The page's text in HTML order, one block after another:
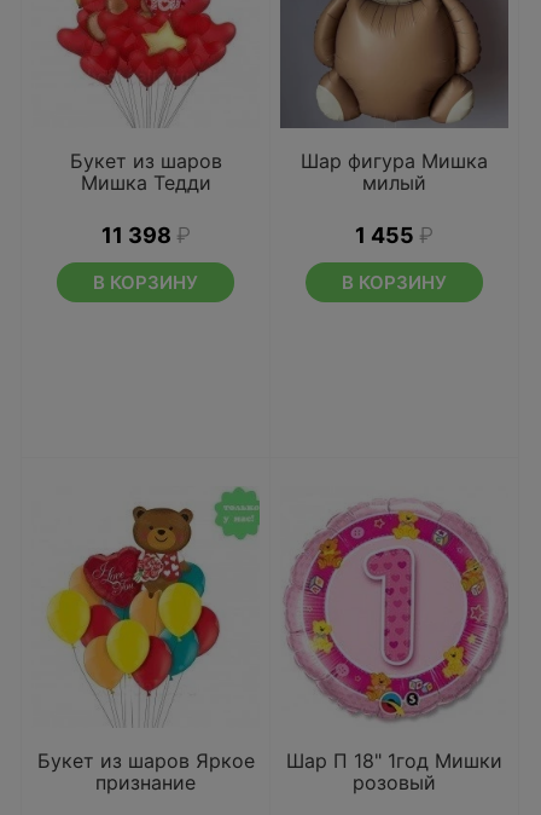
Букет из шаров
Мишка Тедди
11 398 ₽
В КОРЗИНУ
Шар фигура Мишка
милый
1 455 ₽
В КОРЗИНУ
Букет из шаров Яркое
признание
Шар П 18" 1год Мишки
розовый